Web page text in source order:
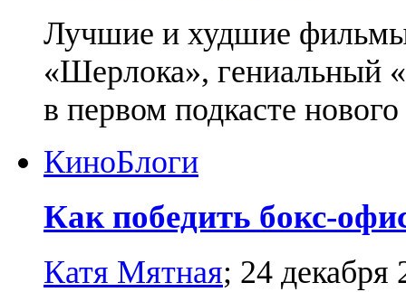
Лучшие и худшие фильмы
«Шерлока», гениальный
в первом подкасте нового
КиноБлоги
Как победить бокс-
Катя Мятная; 24 декабря